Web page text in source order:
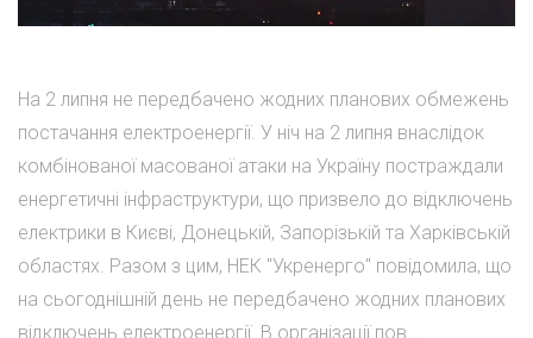
На 2 липня не передбачено жодних планових обмежень
постачання електроенергії. У ніч на 2 липня внаслідок
комбінованої масованої атаки на Україну постраждали
енергетичні інфраструктури, що призвело до відключень
електрики в Києві, Донецькій, Запорізькій та Харківській
областях. Разом з цим, НЕК "Укренерго" повідомила, що
на сьогоднішній день не передбачено жодних планових
відключень електроенергії. В організації пов...